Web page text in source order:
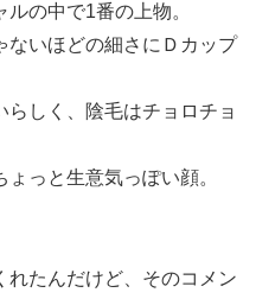
の中で1番の上物。
ないほどの細さにＤカップ
らしく、陰毛はチョロチョ
っと生意気っぽい顔。
れたんだけど、そのコメン